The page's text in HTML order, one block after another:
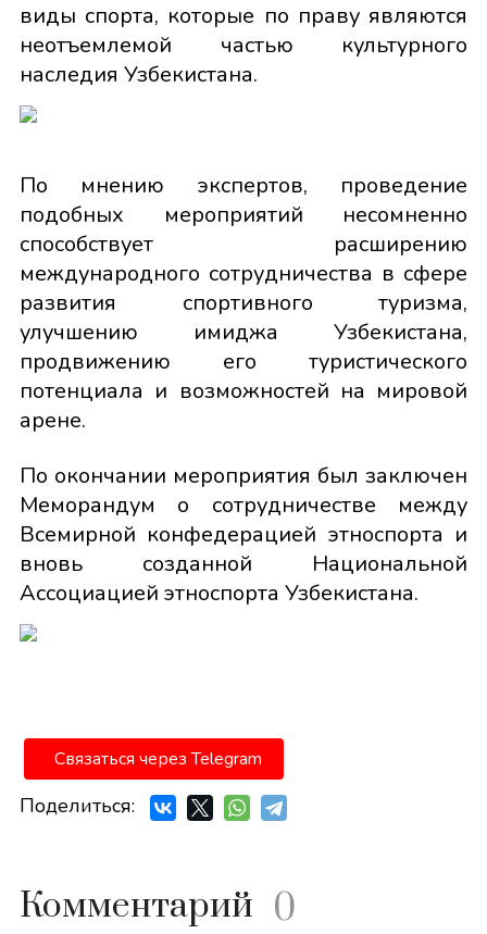
виды спорта, которые по праву являются
неотъемлемой частью культурного
наследия Узбекистана.
По мнению экспертов, проведение
подобных мероприятий несомненно
способствует расширению
международного сотрудничества в сфере
развития спортивного туризма,
улучшению имиджа Узбекистана,
продвижению его туристического
потенциала и возможностей на мировой
арене.
По окончании мероприятия был заключен
Меморандум о сотрудничестве между
Всемирной конфедерацией этноспорта и
вновь созданной Национальной
Ассоциацией этноспорта Узбекистана.
Связаться через Telegram
Поделиться:
Комментарий 0